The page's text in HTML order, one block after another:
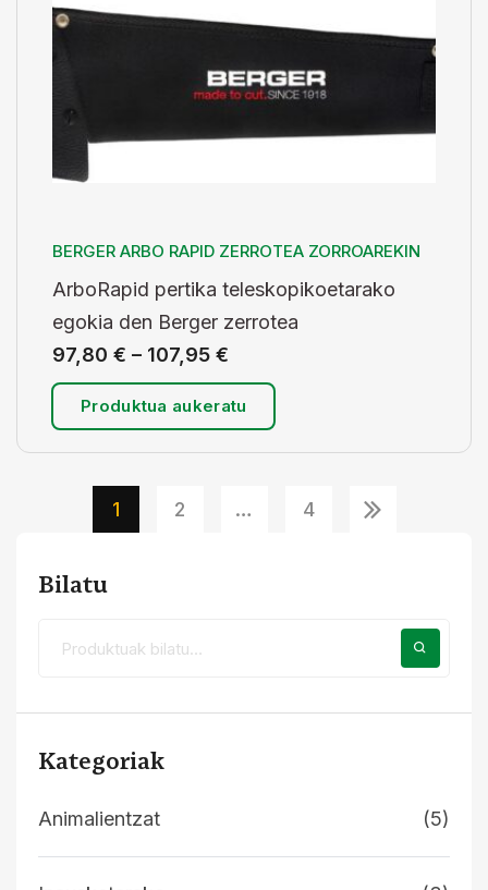
BERGER ARBO RAPID ZERROTEA ZORROAREKIN
ArboRapid pertika teleskopikoetarako
egokia den Berger zerrotea
97,80 € – 107,95 €
Produktua aukeratu
1 2 … 4
Bilatu
Kategoriak
Animalientzat (5)